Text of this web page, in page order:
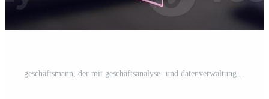
geschäftsmann, der mit geschäftsanalyse- und datenverwaltungssystem auf computer, online-dokumentenverwaltung und mit der datenbank verbundenen metriken arbeitet. Unternehmensstrategie für Finanzen, Betrieb, Vertrieb. Pro Foto